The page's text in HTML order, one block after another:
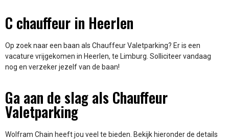
C chauffeur in Heerlen
Op zoek naar een baan als Chauffeur Valetparking? Er is een
vacature vrijgekomen in Heerlen, te Limburg. Solliciteer vandaag
nog en verzeker jezelf van de baan!
Ga aan de slag als Chauffeur
Valetparking
Wolfram Chain heeft jou veel te bieden. Bekijk hieronder de details